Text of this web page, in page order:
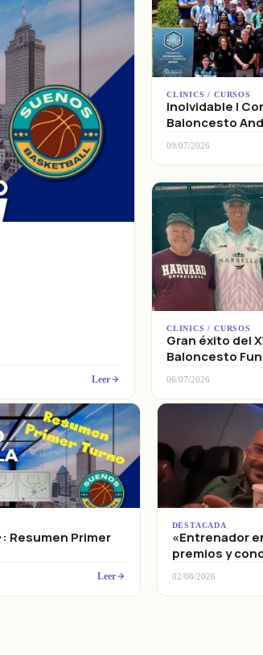
Leer
CLINICS / CURSOS
Inolvidable I
Baloncesto
09/07/2026
CLINICS / CURSOS
Gran éxito del
Baloncesto
06/07/2026
Resumen Primer
Leer
DESTACADA
«Entrenador
premios y
02/08/2026